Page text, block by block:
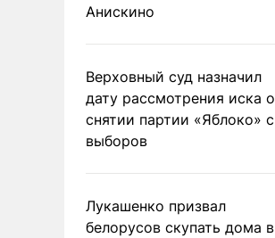
Анискино
Верховный суд назначил
дату рассмотрения иска о
снятии партии «Яблоко» с
выборов
Лукашенко призвал
белорусов скупать дома в